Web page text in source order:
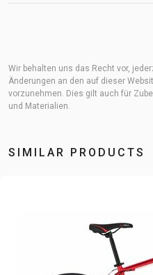
Wir behalten uns das Recht vor,
Änderungen an den auf dieser
vorzunehmen. Dies gilt auch für
und Materialien.
SIMILAR PRODUCTS